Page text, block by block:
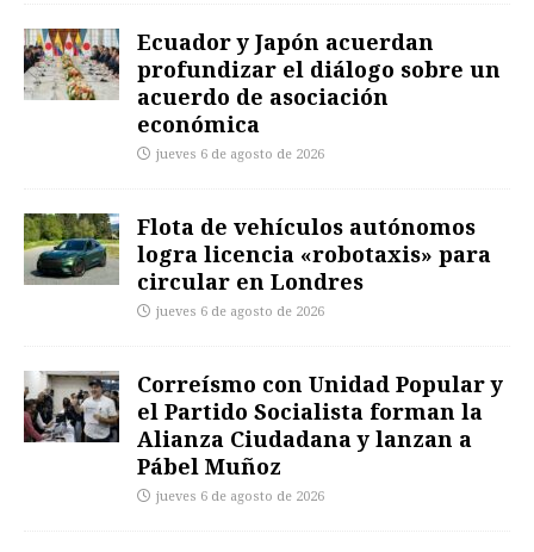
Ecuador y Japón acuerdan
profundizar el diálogo sobre un
acuerdo de asociación
económica
jueves 6 de agosto de 2026
Flota de vehículos autónomos
logra licencia «robotaxis» para
circular en Londres
jueves 6 de agosto de 2026
Correísmo con Unidad Popular y
el Partido Socialista forman la
Alianza Ciudadana y lanzan a
Pábel Muñoz
jueves 6 de agosto de 2026